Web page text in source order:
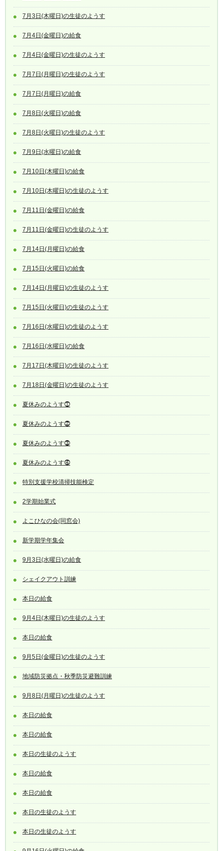
7月3日(木曜日)の生徒のようす
7月4日(金曜日)の給食
7月4日(金曜日)の生徒のようす
7月7日(月曜日)の生徒のようす
7月7日(月曜日)の給食
7月8日(火曜日)の給食
7月8日(火曜日)の生徒のようす
7月9日(水曜日)の給食
7月10日(木曜日)の給食
7月10日(木曜日)の生徒のようす
7月11日(金曜日)の給食
7月11日(金曜日)の生徒のようす
7月14日(月曜日)の給食
7月15日(火曜日)の給食
7月14日(月曜日)の生徒のようす
7月15日(火曜日)の生徒のようす
7月16日(水曜日)の生徒のようす
7月16日(水曜日)の給食
7月17日(木曜日)の生徒のようす
7月18日(金曜日)の生徒のようす
夏休みのようす⓵
夏休みのようす⓶
夏休みのようす⓷
夏休みのようす⓸
特別支援学校清掃技能検定
2学期始業式
よこひなの会(同窓会)
新学期学年集会
9月3日(水曜日)の給食
シェイクアウト訓練
本日の給食
9月4日(木曜日)の生徒のようす
本日の給食
9月5日(金曜日)の生徒のようす
地域防災拠点・秋季防災避難訓練
9月8日(月曜日)の生徒のようす
本日の給食
本日の給食
本日の生徒のようす
本日の給食
本日の給食
本日の生徒のようす
本日の生徒のようす